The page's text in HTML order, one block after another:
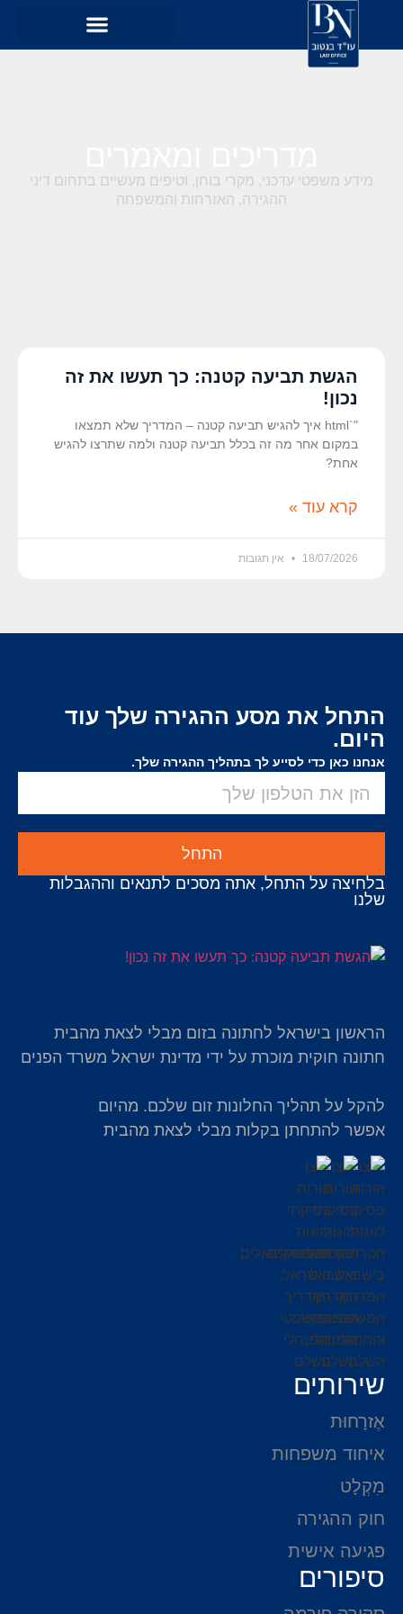
מידע משפטי עדכני, מקרי בוחן, וטיפים מעשיים בתחום דיני
ההגירה, האזרחות והמשפחה
הגשת תביעה קטנה: כך תעשו את זה
נכון!
"`html איך להגיש תביעה קטנה – המדריך שלא תמצאו
במקום אחר מה זה בכלל תביעה קטנה ולמה שתרצו להגיש
אחת?
קרא עוד »
18/07/2026 אין תגובות
התחל את מסע ההגירה שלך עוד
היום.
אנחנו כאן כדי לסייע לך בתהליך ההגירה שלך.
התחל
בלחיצה על התחל, אתה מסכים לתנאים וההגבלות
שלנו
הראשון בישראל לחתונה בזום מבלי לצאת מהבית
חתונה חוקית מוכרת על ידי מדינת ישראל משרד הפנים
להקל על תהליך החלונות זום שלכם. מהיום
אפשר להתחתן בקלות מבלי לצאת מהבית
שירותים
אֶזרָחוּת
איחוד משפחות
מִקְלָט
חוק ההגירה
פגיעה אישית
סיפורים